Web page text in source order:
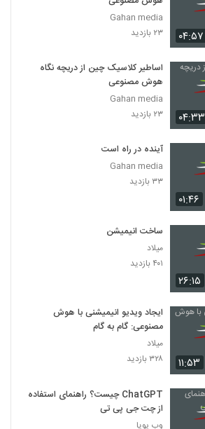
025029 - هوش مصنوعی سری اول
025030 - هوش مصنوعی سری اول
۶۰۷ بازدید
۰۴:۵۷
Gahan media
۲۳ بازدید
۰۴:۳۳
اساطیر کلاسیک چین از دریچه نگاه
هوش مصنوعی
Gahan media
۲۳ بازدید
۰۱:۴۶
آینده در راه است
Gahan media
۳۳ بازدید
۲۶:۱۵
ساخت انیمیشن
میلاد
۴۰۱ بازدید
۱۱:۵۳
ایجاد ویدیو انیمیشنی با هوش
مصنوعی: گام به گام
میلاد
۳۲۸ بازدید
ChatGPT چیست؟ راهنمای استفاده
از چت جی پی تی
وب پویا